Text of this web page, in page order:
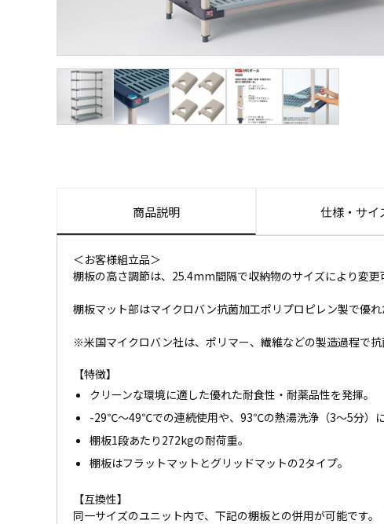
商品説明 仕様・サイ
＜お客様組立品＞
棚板の高さ調節は、25.4mm間隔で収納物のサイズにより変更
棚板マット部はマイクロバン抗菌加工ポリプロピレン製で優
※米国マイクロバン社は、ポリマー、繊維などの製造過程で
【特徴】
クリーンな環境に適した優れた耐食性・耐薬品性を発揮。
-29℃～49℃での連続使用や、93℃の熱湯洗浄（3～5分）に
棚板1段あたり272kgの耐荷重。
棚板はフラットマットとグリッドマットの2タイプ。
【互換性】
同一サイズのユニット内で、下記の棚板との併用が可能です。